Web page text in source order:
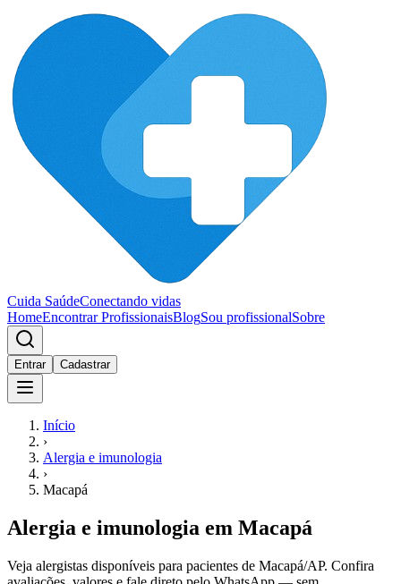
Cuida SaúdeConectando vidas
HomeEncontrar ProfissionaisBlogSou profissionalSobre
Entrar Cadastrar
Início
›
Alergia e imunologia
›
Macapá
Alergia e imunologia em Macapá
Veja alergistas disponíveis para pacientes de Macapá/AP. Confira